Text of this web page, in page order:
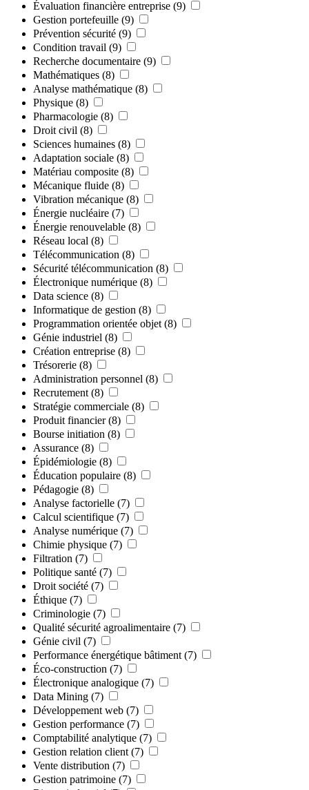
Évaluation financière entreprise (9)
Gestion portefeuille (9)
Prévention sécurité (9)
Condition travail (9)
Recherche documentaire (9)
Mathématiques (8)
Analyse mathématique (8)
Physique (8)
Pharmacologie (8)
Droit civil (8)
Sciences humaines (8)
Adaptation sociale (8)
Matériau composite (8)
Mécanique fluide (8)
Vibration mécanique (8)
Énergie nucléaire (7)
Énergie renouvelable (8)
Réseau local (8)
Télécommunication (8)
Sécurité télécommunication (8)
Électronique numérique (8)
Data science (8)
Informatique de gestion (8)
Programmation orientée objet (8)
Génie industriel (8)
Création entreprise (8)
Trésorerie (8)
Administration personnel (8)
Recrutement (8)
Stratégie commerciale (8)
Produit financier (8)
Bourse initiation (8)
Assurance (8)
Épidémiologie (8)
Éducation populaire (8)
Pédagogie (8)
Analyse factorielle (7)
Calcul scientifique (7)
Analyse numérique (7)
Chimie physique (7)
Filtration (7)
Politique santé (7)
Droit société (7)
Éthique (7)
Criminologie (7)
Qualité sécurité agroalimentaire (7)
Génie civil (7)
Performance énergétique bâtiment (7)
Éco-construction (7)
Électronique analogique (7)
Data Mining (7)
Développement web (7)
Gestion performance (7)
Comptabilité analytique (7)
Gestion relation client (7)
Vente distribution (7)
Gestion patrimoine (7)